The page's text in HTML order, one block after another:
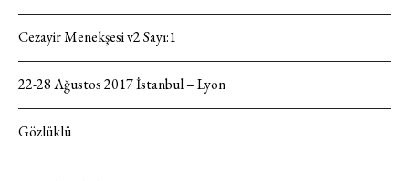
Cezayir Menekşesi v2 Sayı:1
22-28 Ağustos 2017 İstanbul – Lyon
Gözlüklü